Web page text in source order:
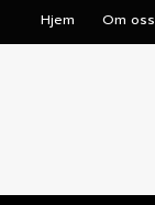
Hjem Om oss